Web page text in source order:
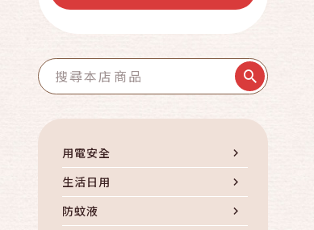
用電安全
生活日用
防蚊液